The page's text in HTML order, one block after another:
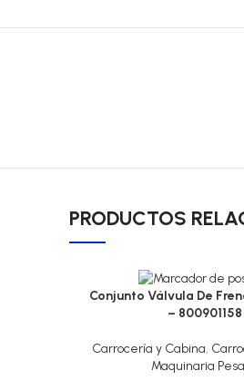
PRODUCTOS
Conjunto Válvula De
– 800901158
Carrocería y Cabina,
Maquinaria